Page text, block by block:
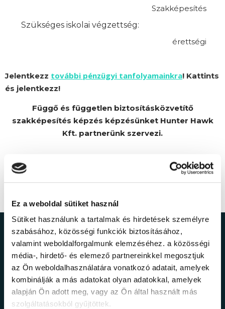
Ez a weboldal sütiket használ
Sütiket használunk a tartalmak és hirdetések személyre
szabásához, közösségi funkciók biztosításához,
valamint weboldalforgalmunk elemzéséhez. a közösségi
média-, hirdető- és elemező partnereinkkel megosztjuk
az Ön weboldalhasználatára vonatkozó adatait, amelyek
kombinálják a más adatokat olyan adatokkal, amelyek
alapján Ön adott meg, vagy az Ön által használt más
szolgáltatásokból gyűjtöttek.
Szakképesítés
Szükséges iskolai végzettség:
érettségi
Jelentkezz további pénzügyi tanfolyamainkra! Kattints
és jelentkezz!
Függő és független biztosításközvetítő
szakképesítés képzés képzésünket Hunter Hawk
Kft. partnerünk szervezi.
Ne maradj le a
legfrissebb
információkról!